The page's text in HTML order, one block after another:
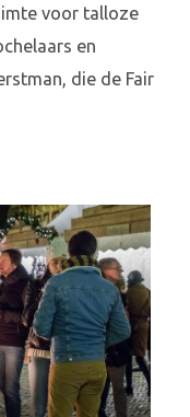
voor talloze
en
die de Fair